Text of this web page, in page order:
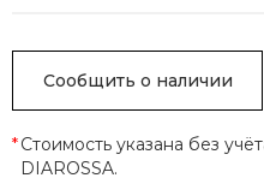
Сообщить о наличии
*Стоимость указана без
DIAROSSA.